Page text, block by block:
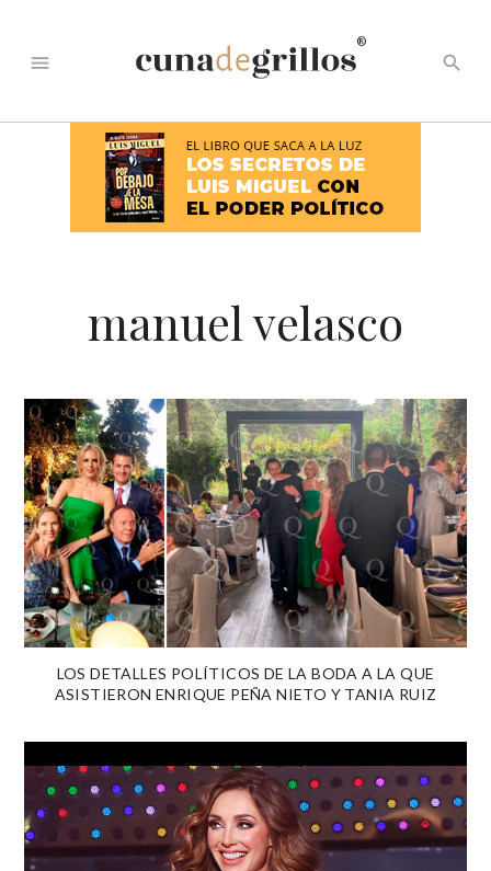
menu
®
search
manuel velasco
LOS DETALLES POLÍTICOS DE LA BODA A LA QUE
ASISTIERON ENRIQUE PEÑA NIETO Y TANIA RUIZ